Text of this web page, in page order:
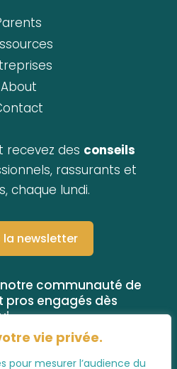
vie privée.
pour mesurer l’audience du
About
recevez des conseils
rassurants et
chaque lundi.
la newsletter
notre communauté de
pros engagés dès